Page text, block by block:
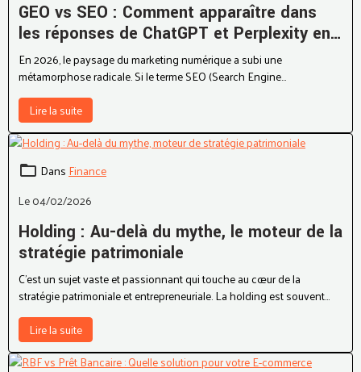
GEO vs SEO : Comment apparaître dans
les réponses de ChatGPT et Perplexity en
2026 ?
En 2026, le paysage du marketing numérique a subi une
métamorphose radicale. Si le terme SEO (Search Engine
Optimization) résonne encore dans les couloirs des agences, il est
désormais indissociable d'un nouvel acronyme : le GEO (Generative
Engine Optimization).
Lire la suite
DansFinance
Le 04/02/2026
Holding : Au-delà du mythe, le moteur de la
stratégie patrimoniale
C'est un sujet vaste et passionnant qui touche au cœur de la
stratégie patrimoniale et entrepreneuriale. La holding est souvent
entourée d'un parfum de mystère ou de "montage complexe", alors
qu'il s'agit d'un outil très pragmatique.
Lire la suite